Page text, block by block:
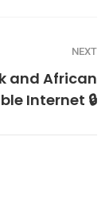
NEXT
and African
Internet 🔒